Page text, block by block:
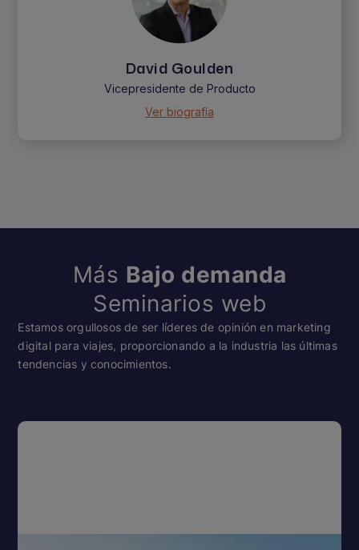
David Goulden
Vicepresidente de Producto
Ver biografía
Más Bajo demanda
Seminarios web
Estamos orgullosos de ser líderes de opinión en marketing
digital para viajes, proporcionando a la industria las últimas
tendencias y conocimientos.